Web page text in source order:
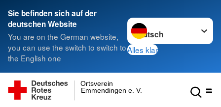
Sie befinden sich auf der
deutschen Website
You are on the German website,
you can use the switch to switch to
the English one
Sprache wechseln zu
Alles klar
Emmendingen e. V.
Ortsverein